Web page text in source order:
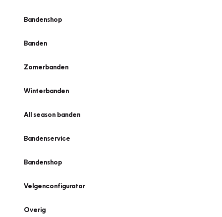
Bandenshop
Banden
Zomerbanden
Winterbanden
All season banden
Bandenservice
Bandenshop
Velgenconfigurator
Overig